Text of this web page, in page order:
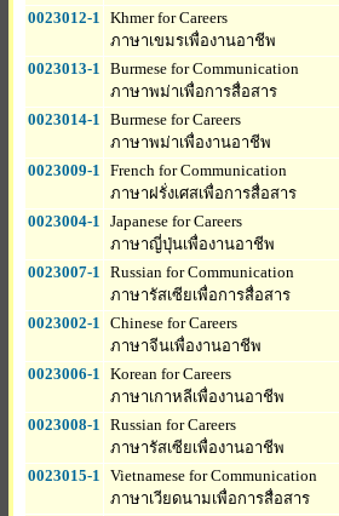
0023012-1 Khmer for Careers
ภาษาเขมรเพื่องานอาชีพ
0023013-1 Burmese for Communication
ภาษาพม่าเพื่อการสื่อสาร
0023014-1 Burmese for Careers
ภาษาพม่าเพื่องานอาชีพ
0023009-1 French for Communication
ภาษาฝรั่งเศสเพื่อการสื่อสาร
0023004-1 Japanese for Careers
ภาษาญี่ปุ่นเพื่องานอาชีพ
0023007-1 Russian for Communication
ภาษารัสเซียเพื่อการสื่อสาร
0023002-1 Chinese for Careers
ภาษาจีนเพื่องานอาชีพ
0023006-1 Korean for Careers
ภาษาเกาหลีเพื่องานอาชีพ
0023008-1 Russian for Careers
ภาษารัสเซียเพื่องานอาชีพ
0023015-1 Vietnamese for Communication
ภาษาเวียดนามเพื่อการสื่อสาร